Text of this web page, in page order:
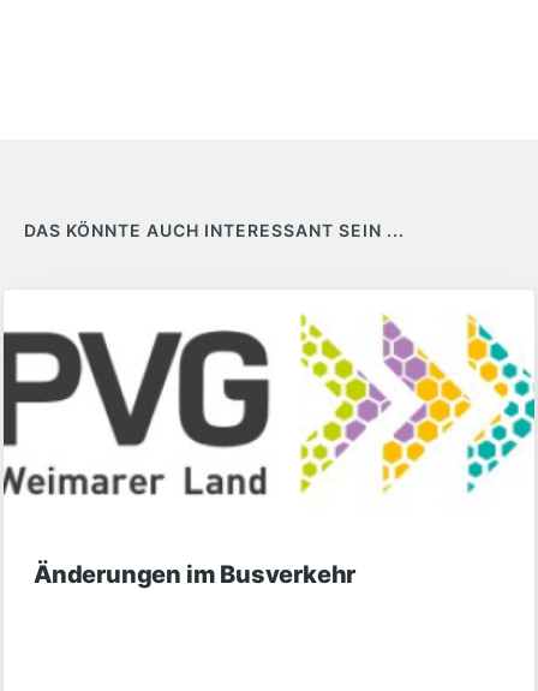
DAS KÖNNTE AUCH INTERESSANT SEIN ...
Änderungen im Busverkehr